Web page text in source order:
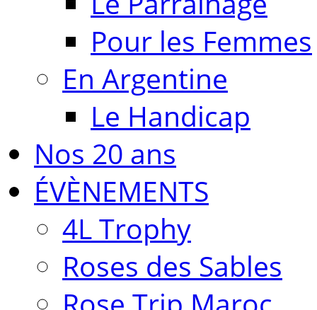
Pour les Femmes
En Argentine
Le Handicap
Nos 20 ans
ÉVÈNEMENTS
4L Trophy
Roses des Sables